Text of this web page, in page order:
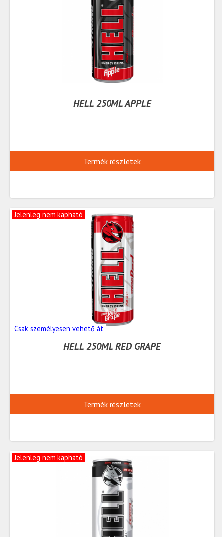
HELL 250ML APPLE
Termék részletek
Jelenleg nem kapható
Csak személyesen vehető át
HELL 250ML RED GRAPE
Termék részletek
Jelenleg nem kapható